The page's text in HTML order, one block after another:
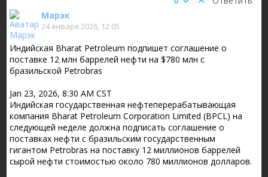
Марэк
24 января 2026, 12:05
Индийская Bharat Petroleum подпишет соглашение о
поставке 12 млн баррелей нефти на $780 млн с
бразильской Petrobras
Jan 23, 2026, 8:30 AM CST
Индийская государственная нефтеперерабатывающая
компания Bharat Petroleum Corporation Limited (BPCL) на
следующей неделе должна подписать соглашение о
поставках нефти с бразильским государственным
гигантом Petrobras на поставку 12 миллионов баррелей
сырой нефти стоимостью около 780 миллионов долларов.